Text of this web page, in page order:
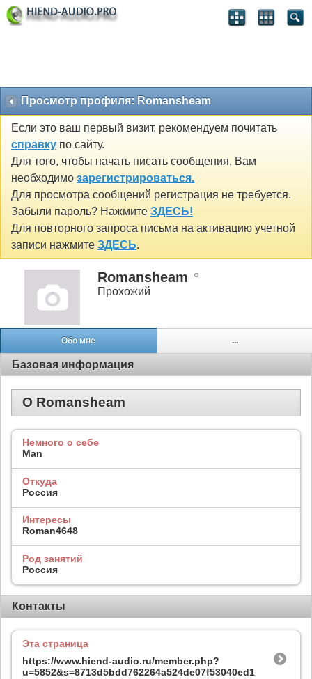
Просмотр профиля: Romansheam
Если это ваш первый визит, рекомендуем почитать
справку по сайту.
Для того, чтобы начать писать сообщения, Вам
необходимо зарегистрироваться.
Для просмотра сообщений регистрация не требуется.
Забыли пароль? Нажмите ЗДЕСЬ!
Для повторного запроса письма на активацию учетной
записи нажмите ЗДЕСЬ.
Romansheam
Прохожий
Обо мне ...
Базовая информация
О Romansheam
Немного о себе
Man
Откуда
Россия
Интересы
Roman4648
Род занятий
Россия
Контакты
Эта страница
https://www.hiend-audio.ru/member.php?
u=5852&s=8713d5bdd762264a524de07f53040ed1